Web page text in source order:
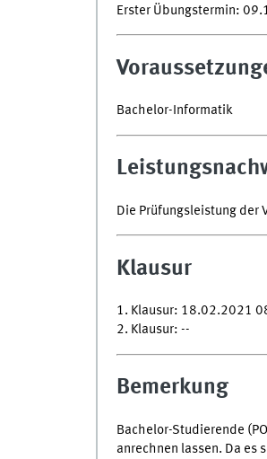
Erster Übungstermin:
Bachelor-Informatik
Die Prüfungsleistung der
Klausur
1. Klausur: 18.02.2021
2. Klausur: --
Bemerkung
Bachelor-Studierende
anrechnen lassen. Da es